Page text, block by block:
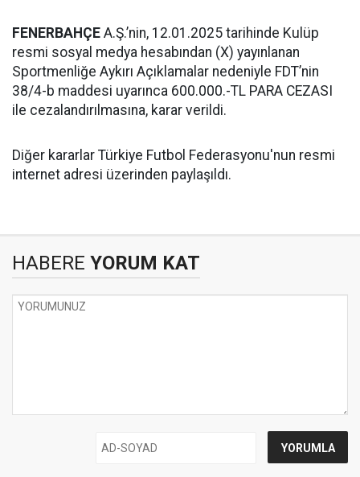
FENERBAHÇE A.Ş.’nin, 12.01.2025 tarihinde Kulüp
resmi sosyal medya hesabından (X) yayınlanan
Sportmenliğe Aykırı Açıklamalar nedeniyle FDT’nin
38/4-b maddesi uyarınca 600.000.-TL PARA CEZASI
ile cezalandırılmasına, karar verildi.
Diğer kararlar Türkiye Futbol Federasyonu'nun resmi
internet adresi üzerinden paylaşıldı.
HABERE YORUM KAT